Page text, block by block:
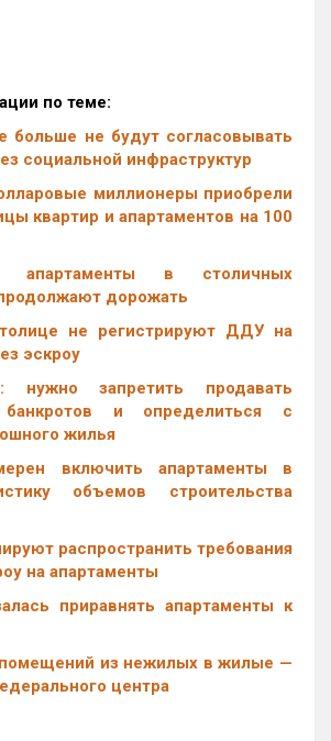
по теме:
больше не будут согласовывать
социальной инфраструктур
миллионеры приобрели
квартир и апартаментов на 100
апартаменты в столичных
дорожать
не регистрируют ДДУ на
эскроу
нужно запретить продавать
банкротов и определиться с
жилья
включить апартаменты в
объемов строительства
распространить требования
на апартаменты
приравнять апартаменты к
из нежилых в жилые —
центра